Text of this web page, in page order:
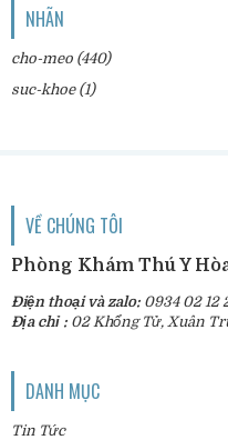
NHÃN
cho-meo (440)
suc-khoe (1)
VỀ CHÚNG TÔI
Phòng Khám Thú Y
Điện thoại và zalo: 0934 02 12
Địa chỉ : 02 Khổng Tử, Xuân
DANH MỤC
Tin Tức